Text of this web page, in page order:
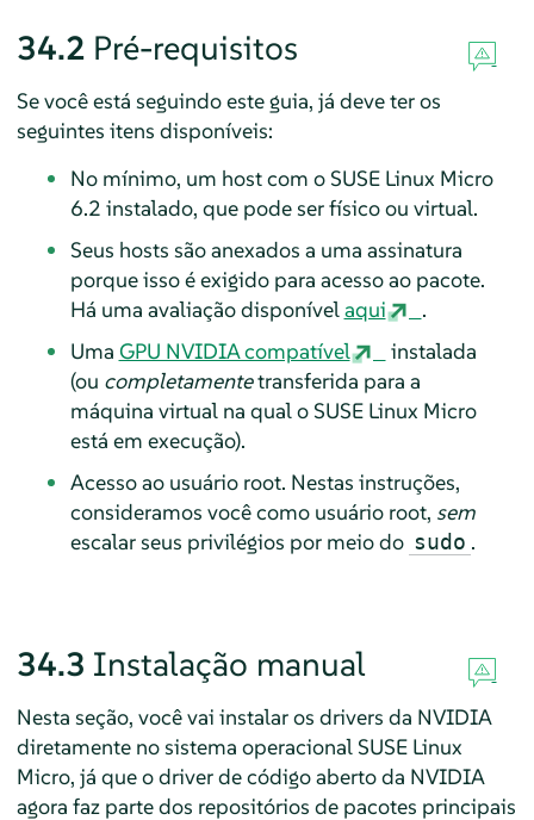
34.2 Pré-requisitos
Se você está seguindo este guia, já deve ter os
seguintes itens disponíveis:
No mínimo, um host com o SUSE Linux Micro
6.2 instalado, que pode ser físico ou virtual.
Seus hosts são anexados a uma assinatura
porque isso é exigido para acesso ao pacote.
Há uma avaliação disponívelaqui
.
Uma GPU NVIDIA compatível
instalada
(ou completamentetransferida para a
máquina virtual na qual o SUSE Linux Micro
está em execução).
Acesso ao usuário root. Nestas instruções,
consideramos você como usuário root, sem
escalar seus privilégios por meio do sudo .
34.3 Instalação manual
Nesta seção, você vai instalar os drivers da NVIDIA
diretamente no sistema operacional SUSE Linux
Micro, já que o driver de código aberto da NVIDIA
agora faz parte dos repositórios de pacotes principais